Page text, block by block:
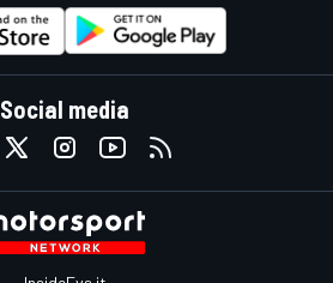
Social media